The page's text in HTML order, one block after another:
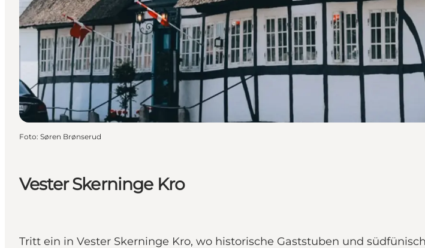
Vester Skerninge Kro
Tritt ein in Vester Skerninge Kro, wo historische Gaststuben und
Foto: Søren Brønserud